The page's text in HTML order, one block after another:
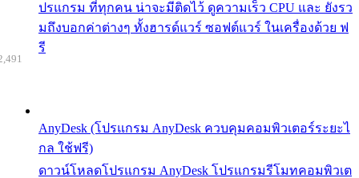
ปรแกรม ที่ทุกคน น่าจะมีติดไว้ ดูความเร็ว CPU และ ยังรว
มถึงบอกค่าต่างๆ ทั้งฮารด์แวร์ ซอฟต์แวร์ ในเครื่องด้วย ฟ
รี
AnyDesk (โปรแกรม AnyDesk ควบคุมคอมพิวเตอร์ระยะไ
กล ใช้ฟรี)
ดาวน์โหลดโปรแกรม AnyDesk โปรแกรมรีโมทคอมพิวเต